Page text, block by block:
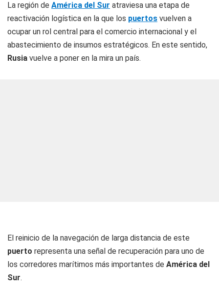
La región de América del Sur atraviesa una etapa de
reactivación logística en la que los puertos vuelven a
ocupar un rol central para el comercio internacional y el
abastecimiento de insumos estratégicos. En este sentido,
Rusia vuelve a poner en la mira un país.
El reinicio de la navegación de larga distancia de este
puerto representa una señal de recuperación para uno de
los corredores marítimos más importantes de América del
Sur.